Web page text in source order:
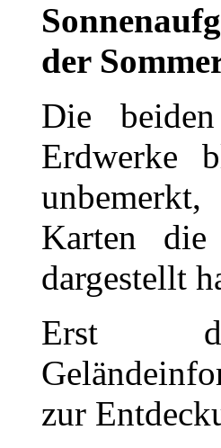
der
Die
Erdwerke
Karten
dargestellt
Erst
zur